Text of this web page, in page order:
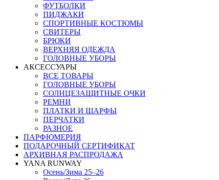
ФУТБОЛКИ
ПИДЖАКИ
СПОРТИВНЫЕ КОСТЮМЫ
СВИТЕРЫ
БРЮКИ
ВЕРХНЯЯ ОДЕЖДА
ГОЛОВНЫЕ УБОРЫ
АКСЕССУАРЫ
ВСЕ ТОВАРЫ
ГОЛОВНЫЕ УБОРЫ
СОЛНЦЕЗАЩИТНЫЕ ОЧКИ
РЕМНИ
ПЛАТКИ И ШАРФЫ
ПЕРЧАТКИ
РАЗНОЕ
ПАРФЮМЕРИЯ
ПОДАРОЧНЫЙ СЕРТИФИКАТ
АРХИВНАЯ РАСПРОДАЖА
YANA RUNWAY
Осень/Зима 25–26